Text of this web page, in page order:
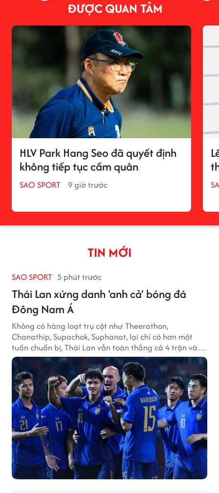
ĐƯỢC QUAN TÂM
HLV Park Hang Seo đã quyết định
không tiếp tục cầm quân
SAO SPORT 9 giờ trước
TIN MỚI
SAO SPORT 5 phút trước
Thái Lan xứng danh 'anh cả' bóng đá
Đông Nam Á
Không có hàng loạt trụ cột như Theerathon,
Chanathip, Supachok, Suphanat, lại chỉ có hơn một
tuần chuẩn bị, Thái Lan vẫn toàn thắng cả 4 trận và
giữ sạch lưới tại AFF Cup 2026.